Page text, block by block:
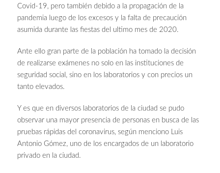
Covid-19, pero también debido a la propagación de la
pandemia luego de los excesos y la falta de precaución
asumida durante las fiestas del ultimo mes de 2020.
Ante ello gran parte de la población ha tomado la decisión
de realizarse exámenes no solo en las instituciones de
seguridad social, sino en los laboratorios y con precios un
tanto elevados.
Y es que en diversos laboratorios de la ciudad se pudo
observar una mayor presencia de personas en busca de las
pruebas rápidas del coronavirus, según menciono Luis
Antonio Gómez, uno de los encargados de un laboratorio
privado en la ciudad.